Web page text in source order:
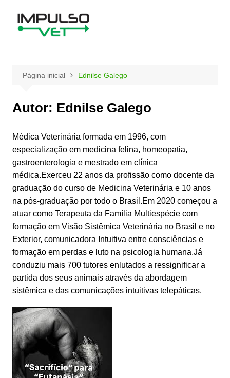
Página inicial Ednilse Galego
Autor: Ednilse Galego
Médica Veterinária formada em 1996, com
especialização em medicina felina, homeopatia,
gastroenterologia e mestrado em clínica
médica.Exerceu 22 anos da profissão como docente da
graduação do curso de Medicina Veterinária e 10 anos
na pós-graduação por todo o Brasil.Em 2020 começou a
atuar como Terapeuta da Família Multiespécie com
formação em Visão Sistêmica Veterinária no Brasil e no
Exterior, comunicadora Intuitiva entre consciências e
formação em perdas e luto na psicologia humana.Já
conduziu mais 700 tutores enlutados a ressignificar a
partida dos seus animais através da abordagem
sistêmica e das comunicações intuitivas telepáticas.